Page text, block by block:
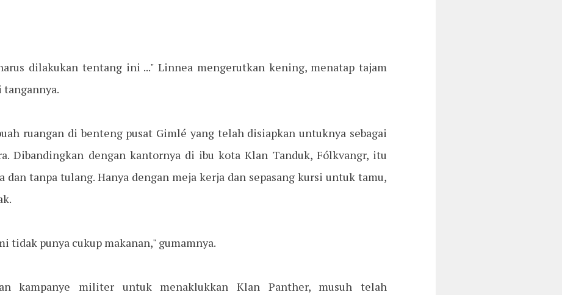
dilakukan tentang ini ..." Linnea mengerutkan kening, menatap tajam
tangannya.
ruangan di benteng pusat Gimlé yang telah disiapkan untuknya sebagai
Dibandingkan dengan kantornya di ibu kota Klan Tanduk, Fólkvangr, itu
dan tanpa tulang. Hanya dengan meja kerja dan sepasang kursi untuk tamu,
tidak punya cukup makanan," gumamnya.
kampanye militer untuk menaklukkan Klan Panther, musuh telah